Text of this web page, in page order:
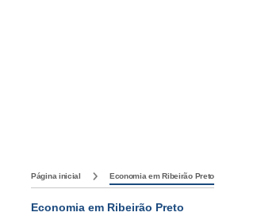
Página inicial Economia em Ribeirão Preto
Economia em Ribeirão Preto